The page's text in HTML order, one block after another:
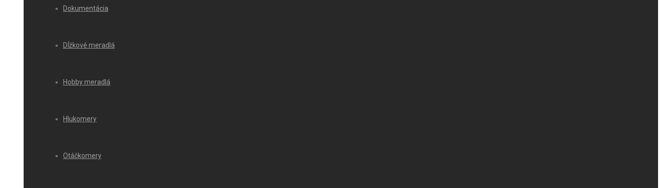
Dokumentácia
Dĺžkové meradlá
Hobby meradlá
Hlukomery
Otáčkomery